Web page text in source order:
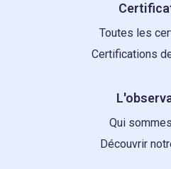
Toutes les
Certifications
Qui
Découvrir